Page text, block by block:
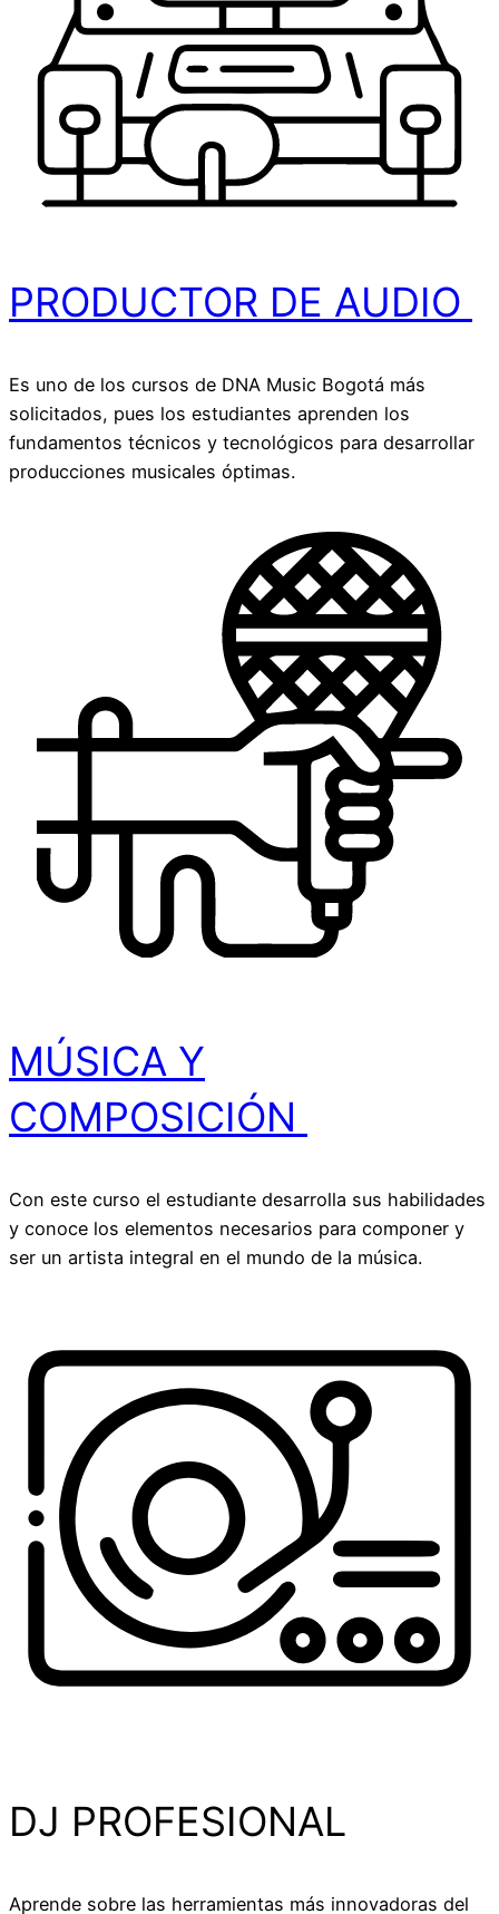
PRODUCTOR DE AUDIO ​
Es uno de los cursos de DNA Music Bogotá más
solicitados, pues los estudiantes aprenden los
fundamentos técnicos y tecnológicos para desarrollar
producciones musicales óptimas.
MÚSICA Y
COMPOSICIÓN ​
Con este curso el estudiante desarrolla sus habilidades
y conoce los elementos necesarios para componer y
ser un artista integral en el mundo de la música.
DJ PROFESIONAL​
Aprende sobre las herramientas más innovadoras del